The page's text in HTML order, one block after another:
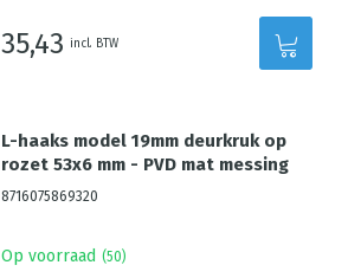
35,43 incl. BTW
L-haaks model 19mm deurkruk op
rozet 53x6 mm - PVD mat messing
8716075869320
Op voorraad (50)